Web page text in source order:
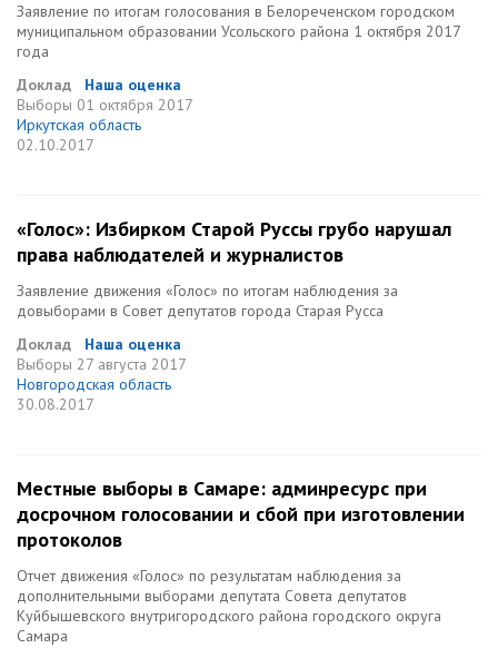
Заявление по итогам голосования в Белореченском городском
муниципальном образовании Усольского района 1 октября 2017
года
Доклад
Наша оценка
Выборы 01 октября 2017
Иркутская область
02.10.2017
«Голос»: Избирком Старой Руссы грубо нарушал
права наблюдателей и журналистов
Заявление движения «Голос» по итогам наблюдения за
довыборами в Совет депутатов города Старая Русса
Доклад
Наша оценка
Выборы 27 августа 2017
Новгородская область
30.08.2017
Местные выборы в Самаре: админресурс при
досрочном голосовании и сбой при изготовлении
протоколов
Отчет движения «Голос» по результатам наблюдения за
дополнительными выборами депутата Совета депутатов
Куйбышевского внутригородского района городского округа
Самара